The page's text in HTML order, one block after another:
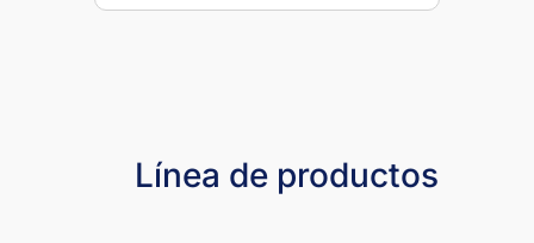
Línea de productos